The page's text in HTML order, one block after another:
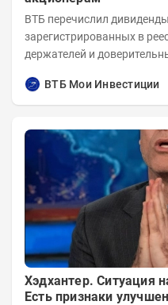
ВТБ перечислил
зарегистрированных в
держателей и
ВТБ Мои Инвестиции
Хэдхантер. Ситуация
Есть признаки